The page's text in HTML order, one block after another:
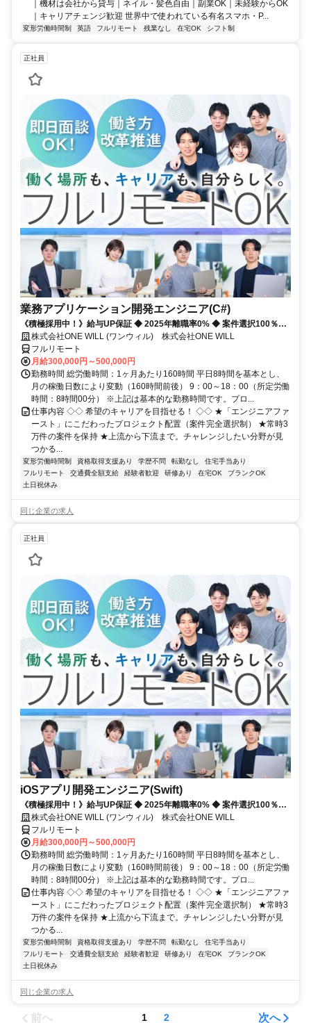
｜機材は会社から貸与｜ネイル・髪色自由｜副業OK｜未経験からOK
｜キャリアチェンジ歓迎 世界中で使われている有名スマホ・P...
変形労働時間制 英語 フルリモート 残業なし 在宅OK シフト制
正社員
業務アプリケーション開発エンジニア(C#)
《積極採用中！》給与UP保証 ◆ 2025年離職率0% ◆ 案件選択100％！
◆ 平均残業7時間！
株式会社ONE WILL (ワンウィル) 株式会社ONE WILL
フルリモート
月給300,000円～500,000円
勤務時間 総労働時間：1ヶ月あたり160時間 平日8時間を基本とし、
月の稼働日数により変動（160時間前後） 9：00～18：00（所定労働
時間：8時間00分） ※上記は基本的な勤務時間です。プロ...
仕事内容 ◇◇ 希望のキャリアを目指せる！ ◇◇ ★「エンジニアファ
ースト」にこだわったプロジェクト配置（案件完全選択制） ★常時3
万件の案件を保持 ★上流から下流まで。チャレンジしたい分野が見
つかる...
変形労働時間制 資格取得支援あり 学歴不問 転勤なし
住宅手当あり
フルリモート
交通費全額支給 経験者歓迎 研修あり 在宅OK
ブランクOK
土日祝休み
同じ企業の求人
正社員
iOSアプリ開発エンジニア(Swift)
《積極採用中！》給与UP保証 ◆ 2025年離職率0% ◆ 案件選択100％！
◆ 平均残業7時間！
株式会社ONE WILL (ワンウィル) 株式会社ONE WILL
フルリモート
月給300,000円～500,000円
勤務時間 総労働時間：1ヶ月あたり160時間 平日8時間を基本とし、
月の稼働日数により変動（160時間前後） 9：00～18：00（所定労働
時間：8時間00分） ※上記は基本的な勤務時間です。プロ...
仕事内容 ◇◇ 希望のキャリアを目指せる！ ◇◇ ★「エンジニアファ
ースト」にこだわったプロジェクト配置（案件完全選択制） ★常時3
万件の案件を保持 ★上流から下流まで。チャレンジしたい分野が見
つかる...
変形労働時間制 資格取得支援あり 学歴不問 転勤なし
住宅手当あり
フルリモート
交通費全額支給 経験者歓迎 研修あり 在宅OK
ブランクOK
土日祝休み
同じ企業の求人
前へ 1 2 次へ